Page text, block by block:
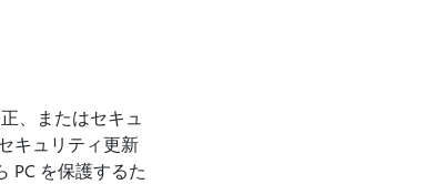
、またはセキュ
キュリティ更新
PC を保護するた